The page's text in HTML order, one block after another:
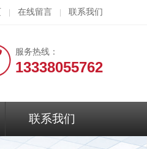
在线留言 联系我们
服务热线：
13338055762
联系我们